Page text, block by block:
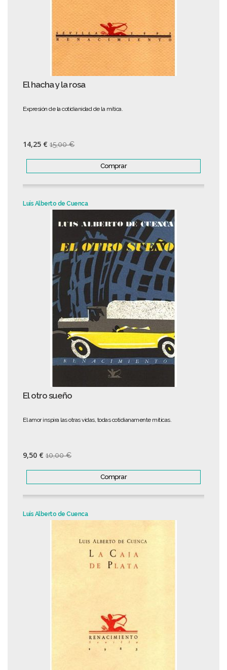
El hacha y la rosa
Expresión de la cotidianidad de la mítica.
14,25 € 15,00 €
Comprar
Luis Alberto de Cuenca
El otro sueño
El amor inspira las otras vidas, todas cotidianamente míticas.
9,50 € 10,00 €
Comprar
Luis Alberto de Cuenca